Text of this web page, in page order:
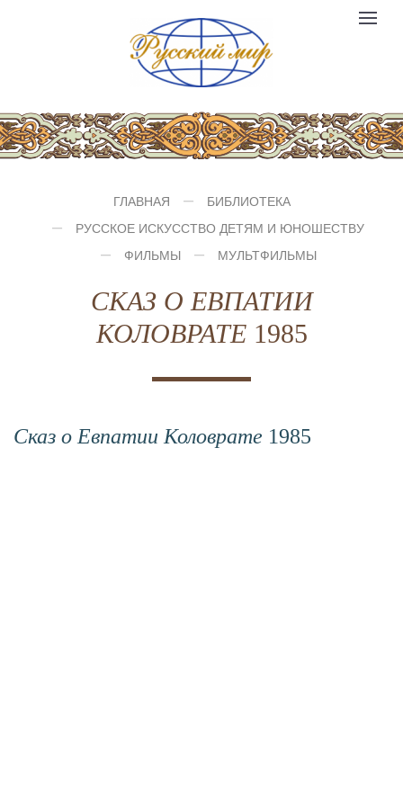
Компания
logo
Toggle
ГЛАВНАЯ
БИБЛИОТЕКА
РУССКОЕ ИСКУССТВО ДЕТЯМ И ЮНОШЕСТВУ
ФИЛЬМЫ
МУЛЬТФИЛЬМЫ
СКАЗ О ЕВПАТИИ
КОЛОВРАТЕ1985
Сказ о Евпатии Коловрате 1985